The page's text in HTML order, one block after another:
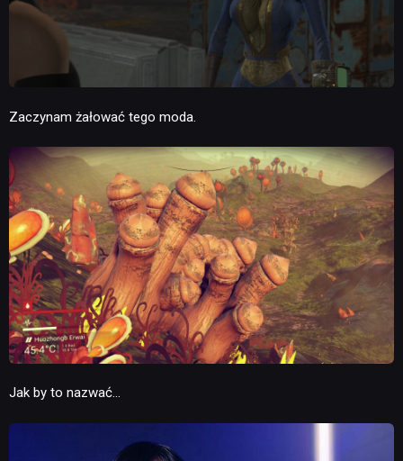
Zaczynam żałować tego moda.
Jak by to nazwać…